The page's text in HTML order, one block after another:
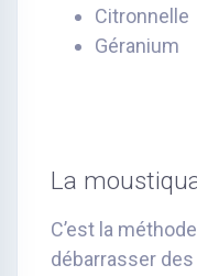
Citronnelle
Géranium
La
C’est la
débarrasser